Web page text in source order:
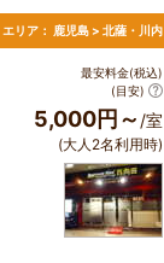
エリア： 鹿児島 > 北薩・川内
最安料金(税込)
(目安)
5,000円～ /室
(大人2名利用時)